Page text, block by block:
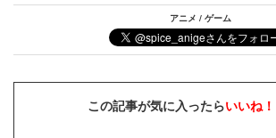
アニメ / ゲーム
この記事が気に入ったらいいね！